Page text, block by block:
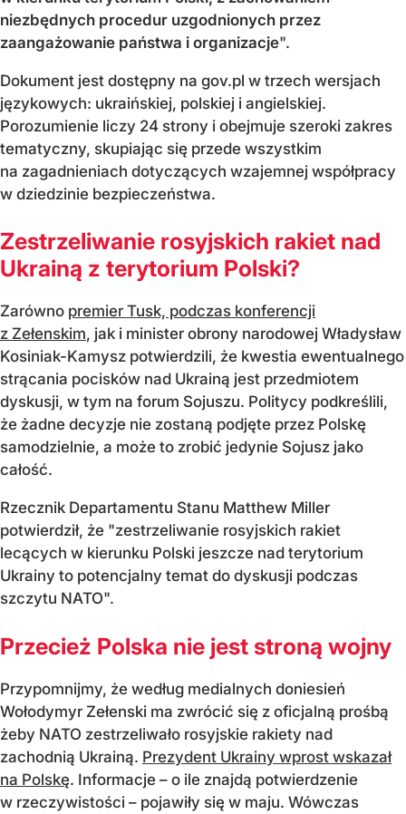
niezbędnych procedur uzgodnionych przez
zaangażowanie państwa i organizacje".
Dokument jest dostępny na gov.pl w trzech wersjach
językowych: ukraińskiej, polskiej i angielskiej.
Porozumienie liczy 24 strony i obejmuje szeroki zakres
tematyczny, skupiając się przede wszystkim
na zagadnieniach dotyczących wzajemnej współpracy
w dziedzinie bezpieczeństwa.
Zestrzeliwanie rosyjskich rakiet nad
Ukrainą z terytorium Polski?
Zarówno premier Tusk, podczas konferencji
z Zełenskim, jak i minister obrony narodowej Władysław
Kosiniak-Kamysz potwierdzili, że kwestia ewentualnego
strącania pocisków nad Ukrainą jest przedmiotem
dyskusji, w tym na forum Sojuszu. Politycy podkreślili,
że żadne decyzje nie zostaną podjęte przez Polskę
samodzielnie, a może to zrobić jedynie Sojusz jako
całość.
Rzecznik Departamentu Stanu Matthew Miller
potwierdził, że "zestrzeliwanie rosyjskich rakiet
lecących w kierunku Polski jeszcze nad terytorium
Ukrainy to potencjalny temat do dyskusji podczas
szczytu NATO".
Przecież Polska nie jest stroną wojny
Przypomnijmy, że według medialnych doniesień
Wołodymyr Zełenski ma zwrócić się z oficjalną prośbą
żeby NATO zestrzeliwało rosyjskie rakiety nad
zachodnią Ukrainą. Prezydent Ukrainy wprost wskazał
na Polskę. Informacje – o ile znajdą potwierdzenie
w rzeczywistości – pojawiły się w maju. Wówczas